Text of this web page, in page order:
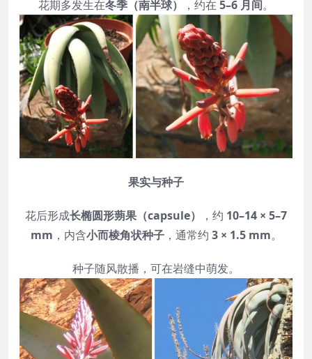
花期多发生在冬季（南半球） ，约在 5–6 月间。
果实与种子
花后形成长椭圆形蒴果（capsule） ，约 10–14 × 5–7
mm ，内含小而棱角状种子，通常约 3 × 1.5 mm。
种子随风散播，可在岩缝中萌发。